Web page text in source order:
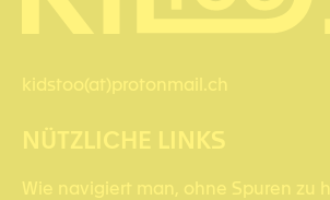
kidstoo(at)protonmail.ch
NÜTZLICHE LINKS
Wie navigiert man, ohne Spuren zu